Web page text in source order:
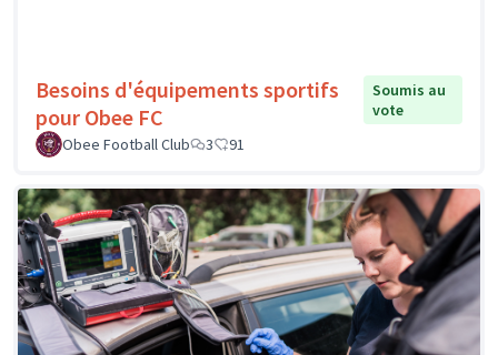
Besoins d'équipements sportifs
pour Obee FC
Soumis au
vote
Obee Football Club
3 91